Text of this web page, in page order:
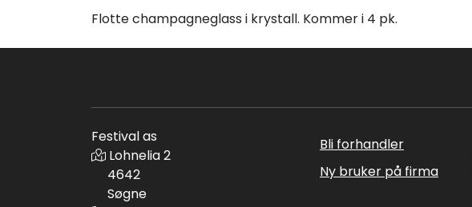
Flotte champagneglass i krystall. Kommer i 4 pk.
Festival as
Lohnelia 2
4642
Søgne
Bli forhandler
Ny bruker på firma